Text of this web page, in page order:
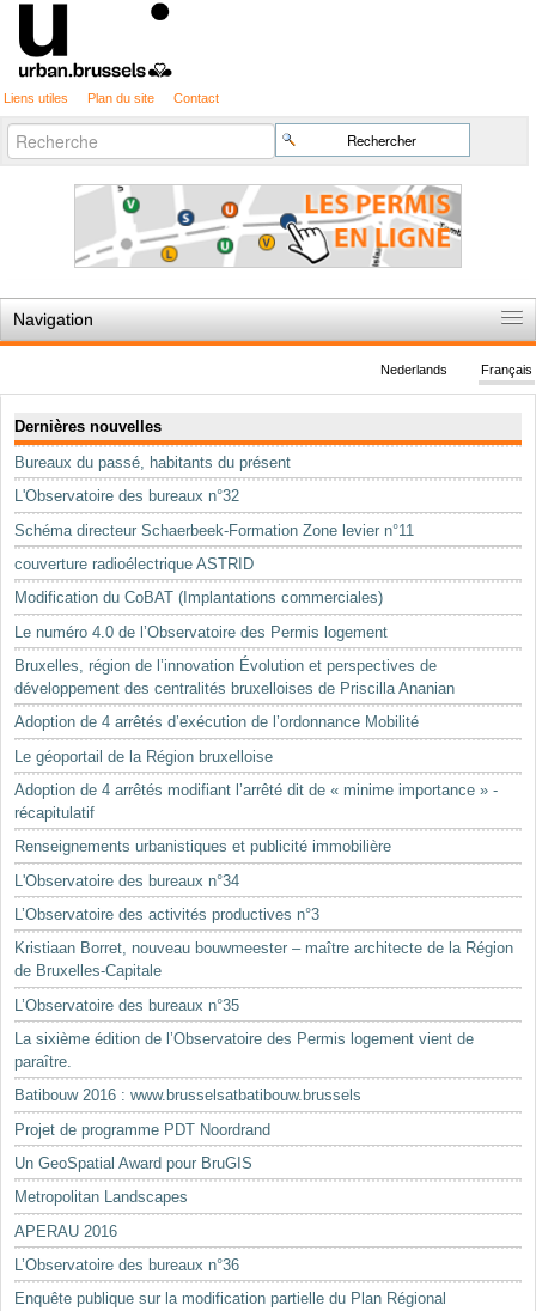
Liens utiles Plan du site Contact
Chercher par
Recherche
avancée…
Navigation
Règles du jeu
Permis d'urbanisme
Cartographie
Etudes et publications
Mots-clés
Renseignements urbanistiques
Français
Nederlands
Dernières nouvelles
Bureaux du passé, habitants du présent
L'Observatoire des bureaux n°32
Schéma directeur Schaerbeek-Formation Zone levier n°11
couverture radioélectrique ASTRID
Modification du CoBAT (Implantations commerciales)
Le numéro 4.0 de l’Observatoire des Permis logement
Bruxelles, région de l’innovation Évolution et perspectives de
développement des centralités bruxelloises de Priscilla Ananian
Adoption de 4 arrêtés d’exécution de l’ordonnance Mobilité
Le géoportail de la Région bruxelloise
Adoption de 4 arrêtés modifiant l’arrêté dit de « minime importance » -
récapitulatif
Renseignements urbanistiques et publicité immobilière
L'Observatoire des bureaux n°34
L’Observatoire des activités productives n°3
Kristiaan Borret, nouveau bouwmeester – maître architecte de la Région
de Bruxelles-Capitale
L’Observatoire des bureaux n°35
La sixième édition de l’Observatoire des Permis logement vient de
paraître.
Batibouw 2016 : www.brusselsatbatibouw.brussels
Projet de programme PDT Noordrand
Un GeoSpatial Award pour BruGIS
Metropolitan Landscapes
APERAU 2016
L’Observatoire des bureaux n°36
Enquête publique sur la modification partielle du Plan Régional